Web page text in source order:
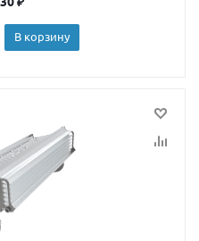
В корзину